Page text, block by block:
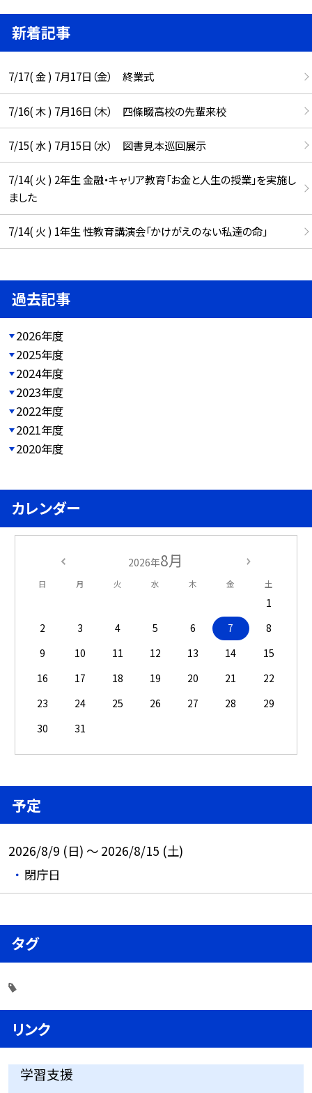
新着記事
7/17( 金 ) 7月17日（金） 終業式
7/16( 木 ) 7月16日（木） 四條畷高校の先輩来校
7/15( 水 ) 7月15日（水） 図書見本巡回展示
7/14( 火 ) 2年生 金融・キャリア教育「お金と人生の授業」を実施し
ました
7/14( 火 ) 1年生 性教育講演会「かけがえのない私達の命」
過去記事
2026年度
2025年度
2024年度
2023年度
2022年度
2021年度
2020年度
カレンダー
2026年8月
日 月 火 水 木 金 土
1
2
3 4 5 6 7
8
9
10 11 12 13 14
15
16
17 18 19 20 21
22
23
24 25 26 27 28
29
30
31
予定
2026/8/9 (日) ～ 2026/8/15 (土)
閉庁日
タグ
リンク
学習支援